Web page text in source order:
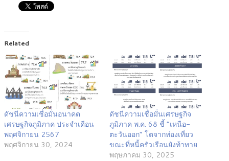
Related
ดัชนีความเชื่อมั่นอนาคต
เศรษฐกิจภูมิภาค ประจำเดือน
พฤศจิกายน 2567
พฤศจิกายน 30, 2024
ดัชนีความเชื่อมั่นเศรษฐกิจ
ภูมิภาค พ.ค. 68 ชี้ “เหนือ-
ตะวันออก” โตจากท่องเที่ยว
ขณะที่หนี้ครัวเรือนยังท้าทาย
พฤษภาคม 30, 2025